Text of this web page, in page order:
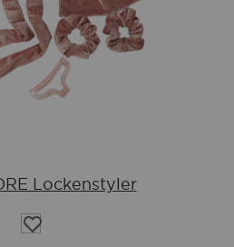
Lockenstyler
Auf
die